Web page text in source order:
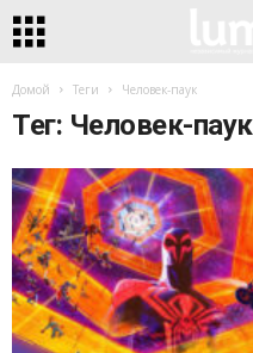
Домой Теги Человек-паук
Тег: Человек-паук